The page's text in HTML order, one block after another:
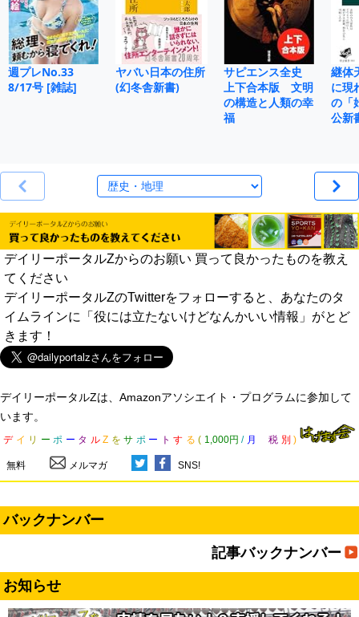
週プレNo.33
8/17号 [雑誌]
ヤバい日本の住所
(幻冬舎新書)
サピエンス全史
上下合本版 文明
の構造と人類の幸
福
継体
に現
の「
公新
デイリーポータルZからのお願い 買って良かったものを教え
てください
デイリーポータルZのTwitterをフォローすると、あなたのタ
イムラインに「役には立たないけどなんかいい情報」がとど
きます！
デイリーポータルZは、Amazonアソシエイト・プログラムに参加して
います。
デ イ リ ー ポ ー タ ル Z を サ ポ ー ト す る ( 1,000円 / 月 税 別 )
無料 メルマガ SNS!
バックナンバー
記事バックナンバー
お知らせ